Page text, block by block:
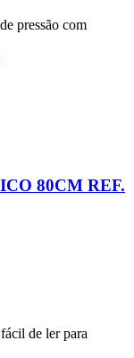
pressão com
80CM REF.
de ler para